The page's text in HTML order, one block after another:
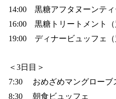
14:00 黒糖アフタヌーンティ
16:00 黒糖トリートメント（
19:00 ディナービュッフェ（
＜3日目＞
7:30 おめざめマングローブ
8:30 朝食ビュッフェ